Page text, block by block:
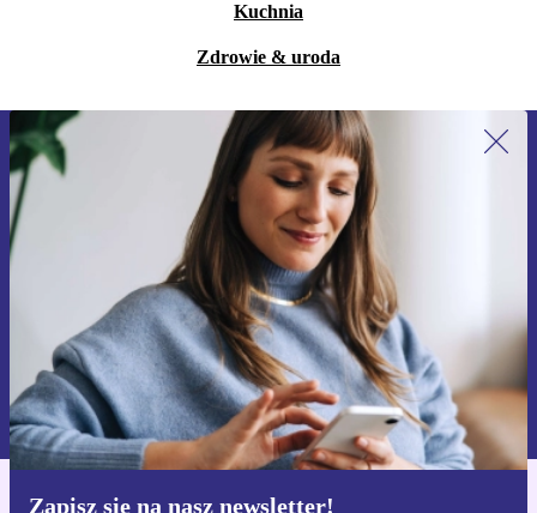
Kuchnia
Zdrowie & uroda
Zapisz się na nasz newsletter!
Zapisz się na nasz newsletter!
Nie przegap żadnej oferty.
Zarejestruj się
Informacje na temat używania danych osobowych znajdują się w
naszej
Polityce prywatności